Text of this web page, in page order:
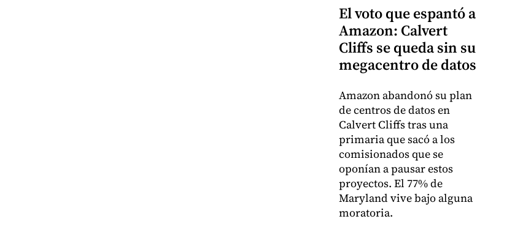
El voto que espantó a
Amazon: Calvert
Cliffs se queda sin su
megacentro de datos
Amazon abandonó su plan
de centros de datos en
Calvert Cliffs tras una
primaria que sacó a los
comisionados que se
oponían a pausar estos
proyectos. El 77% de
Maryland vive bajo alguna
moratoria.